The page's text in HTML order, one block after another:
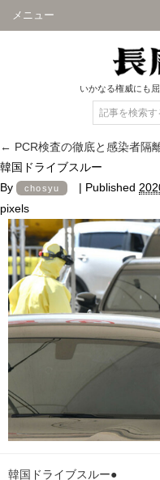
メニュー
いかなる権威にも
← PCR検査の徹底と感染者
韓国ドライブスルー
By
chosyu | Published
pixels
韓国ドライブスルー●